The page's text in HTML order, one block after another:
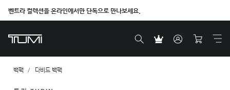
벤트라 컬렉션을 온라인에서만 단독으로 만나보세요.
백팩 다비드 백팩